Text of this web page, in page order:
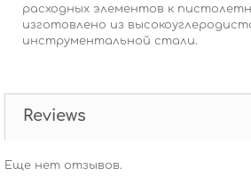
расходных элементов к
изготовлено из
инструментальной стали.
Reviews
Еще нет отзывов.